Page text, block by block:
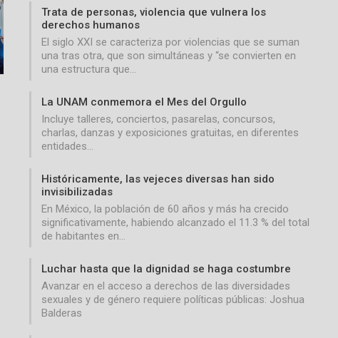
Trata de personas, violencia que vulnera los
derechos humanos
El siglo XXI se caracteriza por violencias que se suman
una tras otra, que son simultáneas y “se convierten en
una estructura que…
La UNAM conmemora el Mes del Orgullo
Incluye talleres, conciertos, pasarelas, concursos,
charlas, danzas y exposiciones gratuitas, en diferentes
entidades…
Históricamente, las vejeces diversas han sido
invisibilizadas
En México, la población de 60 años y más ha crecido
significativamente, habiendo alcanzado el 11.3 % del total
de habitantes en…
Luchar hasta que la dignidad se haga costumbre
Avanzar en el acceso a derechos de las diversidades
sexuales y de género requiere políticas públicas: Joshua
Balderas